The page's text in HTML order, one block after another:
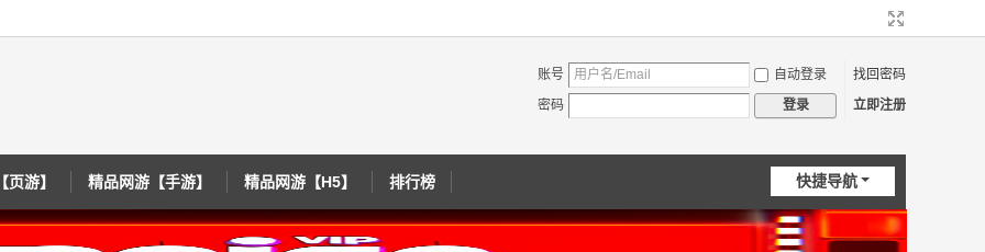
账号 自动登录
找回密码
密码
登录 立即注册
快捷导航
游】 精品网游【手游】 精品网游【H5】 排行榜